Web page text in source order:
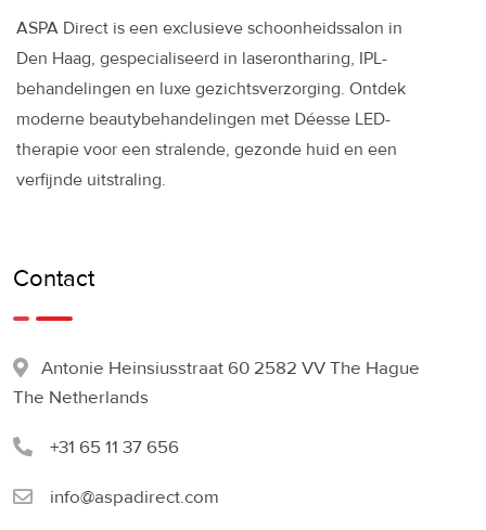
ASPA Direct is een exclusieve schoonheidssalon in
Den Haag, gespecialiseerd in laserontharing, IPL-
behandelingen en luxe gezichtsverzorging. Ontdek
moderne beautybehandelingen met Déesse LED-
therapie voor een stralende, gezonde huid en een
verfijnde uitstraling.
Contact
Antonie Heinsiusstraat 60 2582 VV The Hague
The Netherlands
+31 65 11 37 656
info@aspadirect.com